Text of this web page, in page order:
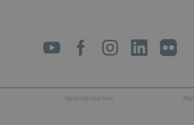
Generální partner